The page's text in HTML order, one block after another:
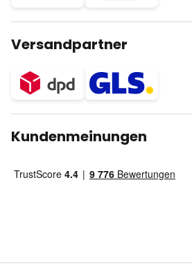
Versandpartner
Kundenmeinungen